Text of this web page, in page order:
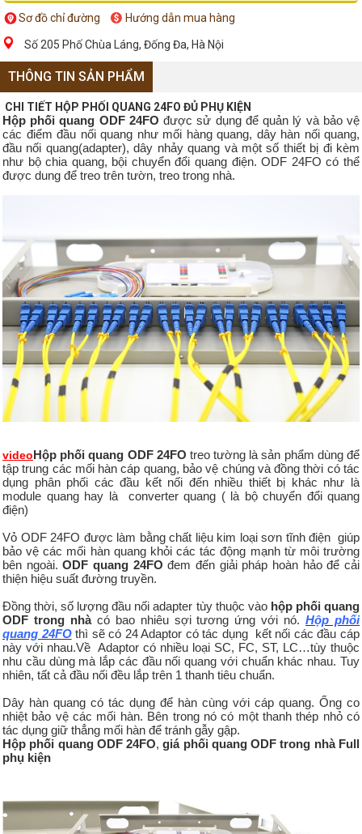
Sơ đồ chỉ đường Hướng dẫn mua hàng
Số 205 Phố Chùa Láng, Đống Đa, Hà Nội
THÔNG TIN SẢN PHẨM
CHI TIẾT HỘP PHỐI QUANG 24FO ĐỦ PHỤ KIỆN
Hộp phối quang ODF 24FO được sử dụng để quản lý và bảo vệ
các điểm đầu nối quang như mối hàng quang, dây hàn nối quang,
đầu nối quang(adapter), dây nhảy quang và một số thiết bị đi kèm
như bộ chia quang, bội chuyển đổi quang điện. ODF 24FO có thể
được dung để treo trên tườn, treo trong nhà.
videoHộp phối quang ODF 24FO treo tường là sản phẩm dùng để
tập trung các mối hàn cáp quang, bảo vệ chúng và đồng thời có tác
dụng phân phối các đầu kết nối đến nhiều thiết bị khác như là
module quang hay là converter quang ( là bộ chuyển đổi quang
điện)
Vỏ ODF 24FO được làm bằng chất liệu kim loại sơn tĩnh điện giúp
bảo vệ các mối hàn quang khỏi các tác động mạnh từ môi trường
bên ngoài.ODF quang 24FOđem đến giải pháp hoàn hảo để cải
thiện hiệu suất đường truyền.
Đồng thời, số lượng đầu nối adapter tùy thuộc vào hộp phối quang
ODF trong nhà có bao nhiêu sợi tương ứng với nó.Hộp phối
quang 24FOthì sẽ có 24 Adaptor có tác dụng kết nối các đầu cáp
này với nhau.Về Adaptor có nhiều loại SC, FC, ST, LC…tùy thuộc
nhu cầu dùng mà lắp các đầu nối quang với chuẩn khác nhau. Tuy
nhiên, tất cả đầu nối đều lắp trên 1 thanh tiêu chuẩn.
Dây hàn quang có tác dụng để hàn cùng với cáp quang. Ống co
nhiệt bảo vệ các mối hàn. Bên trong nó có một thanh thép nhỏ có
tác dụng giữ thẳng mối hàn để tránh gẫy gập.
Hộp phối quang ODF 24FO,giá phối quang ODF trong nhà Full
phụ kiện